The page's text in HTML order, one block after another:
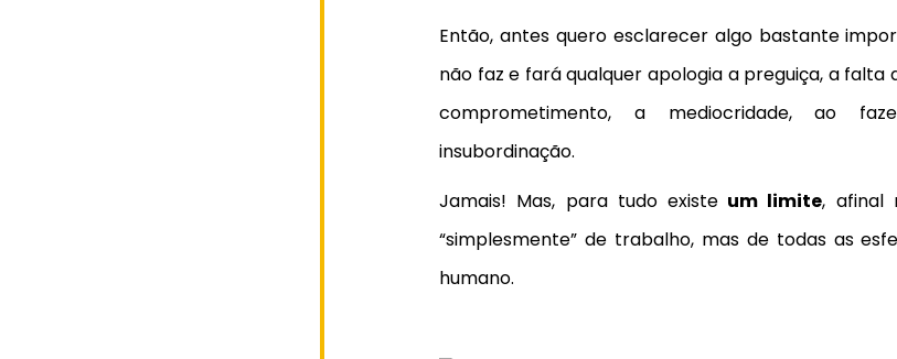
Então, antes quero esclarecer algo bastante
não faz e fará qualquer apologia a preguiça, a falta
comprometimento, a mediocridade, ao
insubordinação.
Jamais! Mas, para tudo existeum limite, afinal
“simplesmente” de trabalho, mas de todas as
humano.